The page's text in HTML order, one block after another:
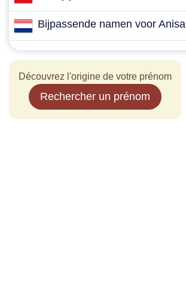
Bijpassende namen voor Anisa
Découvrez l'origine de votre prénom
Rechercher un prénom